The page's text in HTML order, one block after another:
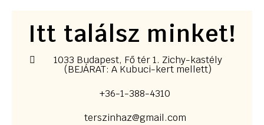
Itt találsz minket!
1033 Budapest, Fő tér 1. Zichy-kastély
(BEJÁRAT: A Kubuci-kert mellett)
+36-1-388-4310
terszinhaz@gmail.com